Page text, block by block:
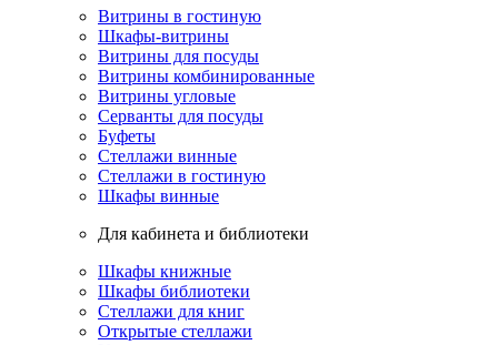
Витрины в гостиную
Шкафы-витрины
Витрины для посуды
Витрины комбинированные
Витрины угловые
Серванты для посуды
Буфеты
Стеллажи винные
Стеллажи в гостиную
Шкафы винные
Для кабинета и библиотеки
Шкафы книжные
Шкафы библиотеки
Стеллажи для книг
Открытые стеллажи